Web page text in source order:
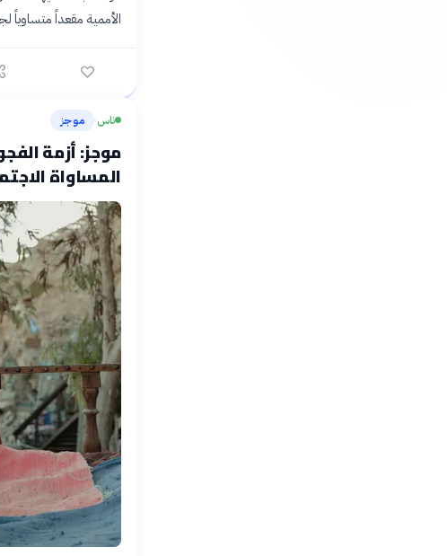
الأممية مقعداً متساوياً
ناس› موجز
موجز: أزمة
المساواة